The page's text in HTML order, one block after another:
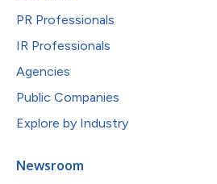
PR Professionals
IR Professionals
Agencies
Public Companies
Explore by Industry
Newsroom